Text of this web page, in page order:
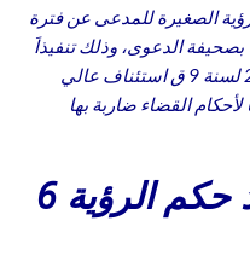
الصغيرة للمدعى عن فترة
بصحيفة الدعوى، وذلك تنفيذاَ
للحكم النهائى البات بالدعوى رقم 24 لسنة 9 ق استئناف عالي
القضاء ضاربة بها
الأم تمتنع عن تنفيذ حكم الرؤية 6